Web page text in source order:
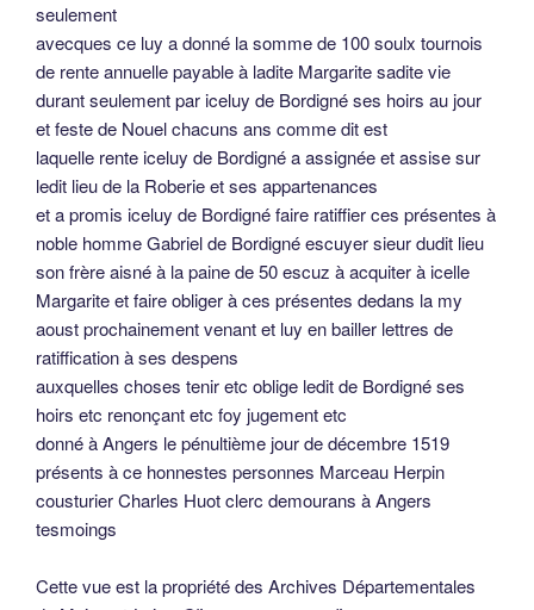
seulement
avecques ce luy a donné la somme de 100 soulx tournois
de rente annuelle payable à ladite Margarite sadite vie
durant seulement par iceluy de Bordigné ses hoirs au jour
et feste de Nouel chacuns ans comme dit est
laquelle rente iceluy de Bordigné a assignée et assise sur
ledit lieu de la Roberie et ses appartenances
et a promis iceluy de Bordigné faire ratiffier ces présentes à
noble homme Gabriel de Bordigné escuyer sieur dudit lieu
son frère aisné à la paine de 50 escuz à acquiter à icelle
Margarite et faire obliger à ces présentes dedans la my
aoust prochainement venant et luy en bailler lettres de
ratiffication à ses despens
auxquelles choses tenir etc oblige ledit de Bordigné ses
hoirs etc renonçant etc foy jugement etc
donné à Angers le pénultième jour de décembre 1519
présents à ce honnestes personnes Marceau Herpin
cousturier Charles Huot clerc demourans à Angers
tesmoings
Cette vue est la propriété des Archives Départementales